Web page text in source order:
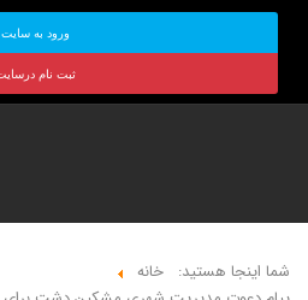
ورود به سایت
ثبت نام
شما اینجا هستید:
خانه